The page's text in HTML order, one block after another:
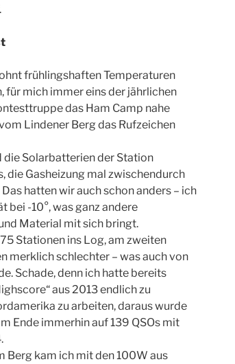
frühlingshaften Temperaturen
für mich immer eins der jährlichen
das Ham Camp nahe
Lindener Berg das Rufzeichen
die Solarbatterien der Station
die Gasheizung mal zwischendurch
hatten wir auch schon anders – ich
bei -10°, was ganz andere
Material mit sich bringt.
Stationen ins Log, am zweiten
merklich schlechter – was auch von
Schade, denn ich hatte bereits
aus 2013 endlich zu
zu arbeiten, daraus wurde
Ende immerhin auf 139 QSOs mit
Berg kam ich mit den 100W aus